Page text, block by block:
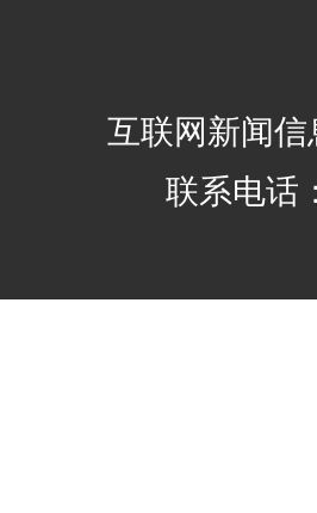
互联网新闻信
联系电话